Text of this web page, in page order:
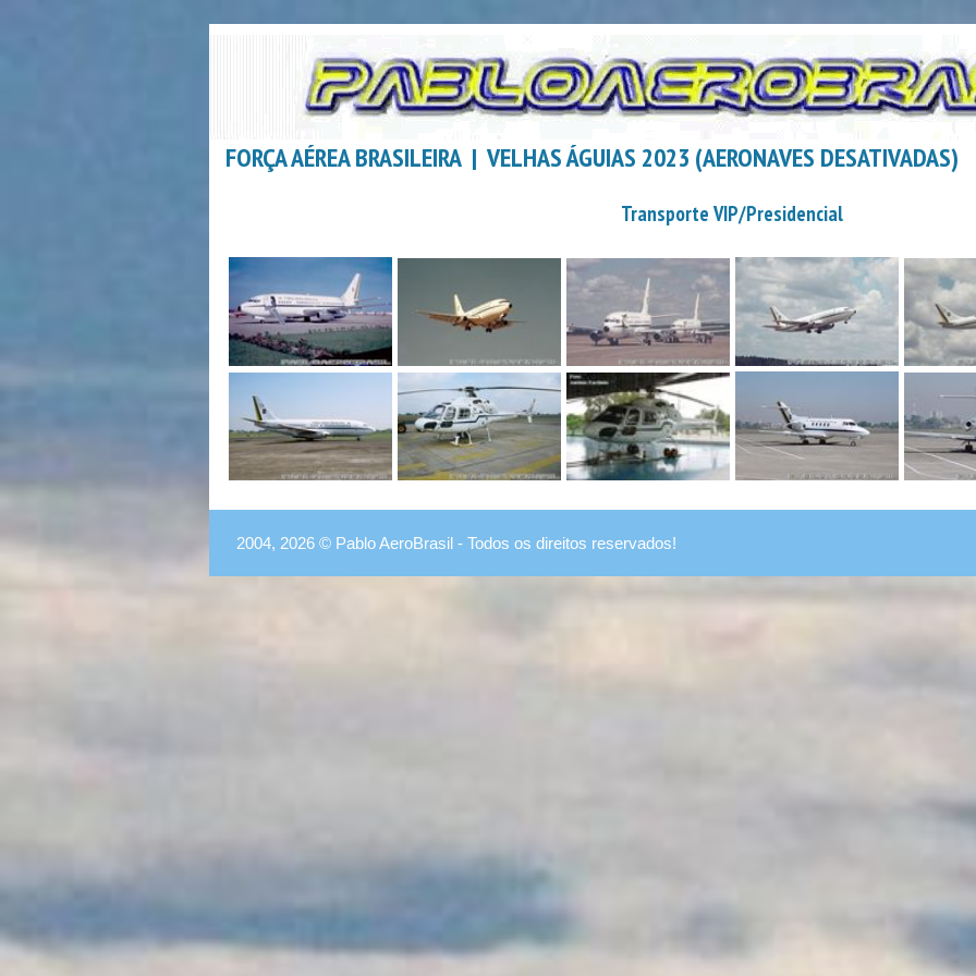
FORÇA AÉREA BRASILEIRA | VELHAS ÁGUIAS 2023 (AERONAVES DESATIVADAS)
Transporte VIP/Presidencial
2004, 2026 © Pablo AeroBrasil - Todos os direitos reservados!